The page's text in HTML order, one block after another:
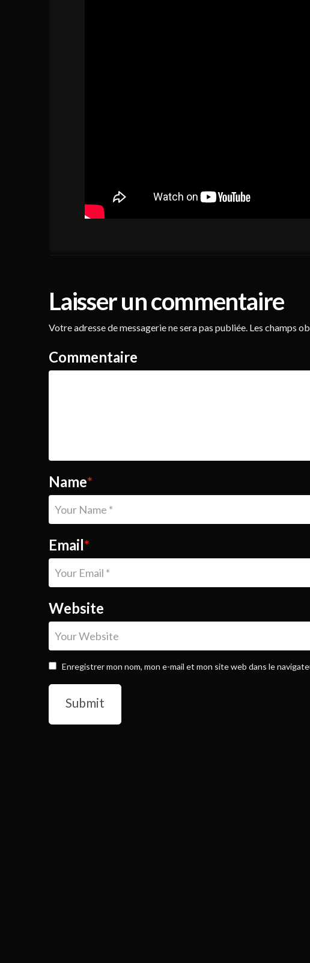
Laisser un commentaire
Votre adresse de messagerie ne sera pas publiée. Les champs
Commentaire
Name*
Email*
Website
Enregistrer mon nom, mon e-mail et mon site web dans le